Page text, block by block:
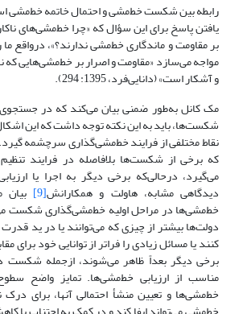
رابطه بین شکست خط‌‌‌‌مشی و احتمال خاتمه خط‌‌‌‌مشی
یافتن پاسخ برای این سؤال که «چرا خط‌‌‌‌مشی‌‌‌‌های
بر مقاومت و ماندگاری خط‌‌‌‌مشی ندارند؟»، درواقع
مواجه می‌سازد «مقاومت و اصرار بر خط‌‌‌‌مشی‌‌‌‌هایی که
و آشکار است» (دانایی‌‌‌‌فرد، 1395: 294).
مک کانل به‌طور ضمنی بیان می‌‌‌‌کند که در
شکست‌ها، باید به این نکته توجه داشت که این
نقاط مختلفی از فرایند خط‌‌‌‌مشی‌‌‌‌گذاری سرچشمه
که برخی از شکست‌ها بلافاصله در فرایند
می‌گیرد، درحالی‌که برخی دیگر به اجرا یا
دیدگاهی مشابه، هاولت و همکارانش[9] بیان
خط‌‌‌‌مشی‌‌‌‌ها در مراحل اولیه خط‌‌‌‌مشی‌‌‌‌گذاری شکست
دولت‌‌‌‌ها بیشتر از چیزی که می‌‌‌‌توانند یا در ید
کنند یا مسائل زیادی را فراتر از توانایی خود برای
برخی دیگر بعداً ظاهر می‌شوند، از‌جمله
مناسب از ارزیابی خط‌‌‌‌مشی‌‌‌‌ها. تمایز واضح
خط‌‌‌‌مشی‌‌‌‌ها و تعیین منشأ احتمالی آنها، برای